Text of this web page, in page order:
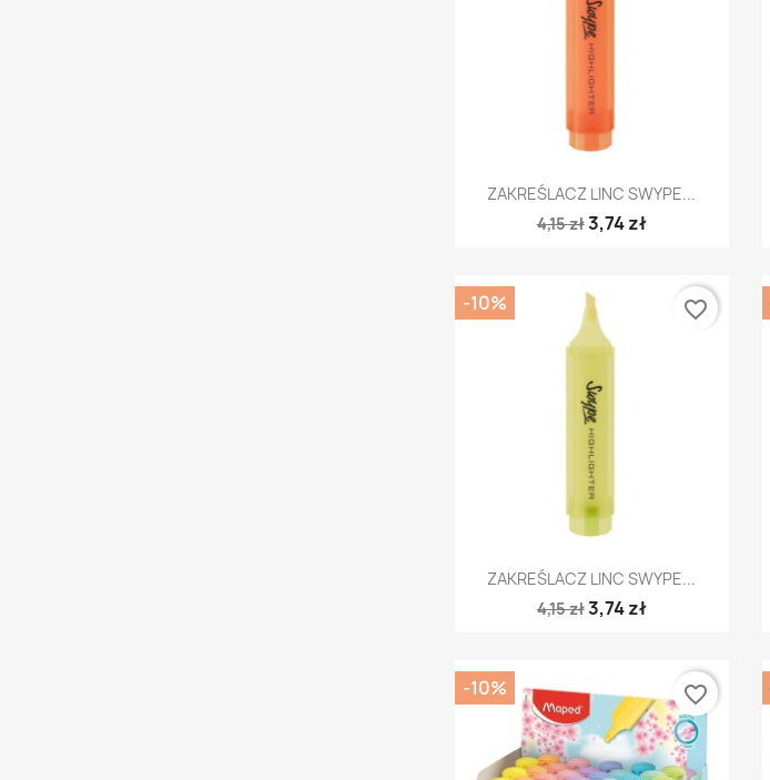
Szybki podgląd
ZAKREŚLACZ LINC SWYPE...
4,15 zł3,74 zł
Szybki podgląd
ZAKREŚLACZ LINC SWYPE...
4,15 zł3,74 zł
-10% favorite_border
-10% favorite_border